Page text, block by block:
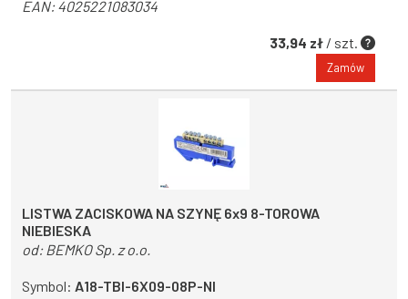
EAN:4025221083034
33,94 zł / szt.
Zamów
LISTWA ZACISKOWA NA SZYNĘ 6x9 8-TOROWA
NIEBIESKA
od: BEMKO Sp. z o.o.
Symbol: A18-TBI-6X09-08P-NI